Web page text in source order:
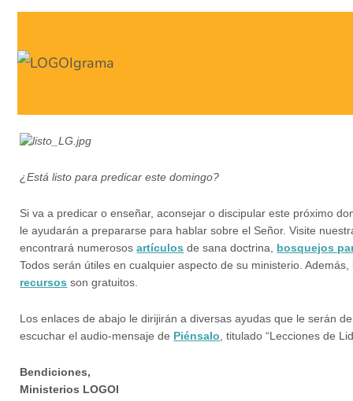
¿Está listo para predicar este domingo?
Si va a predicar o enseñar, aconsejar o discipular este próximo
le ayudarán a prepararse para hablar sobre el Señor. Visite
encontrará numerososartículos de sana doctrina, bosquejos
Todos serán útiles en cualquier aspecto de su ministerio.
recursos son gratuitos.
Los enlaces de abajo le dirijirán a diversas ayudas que le serán
escuchar el audio-mensaje de Piénsalo , titulado “Lecciones de
Bendiciones,
Ministerios LOGOI